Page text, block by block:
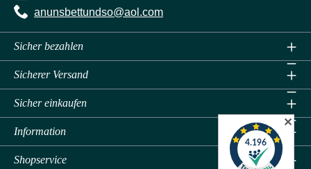
anunsbettundso@aol.com
Sicher bezahlen
Sicherer Versand
Sicher einkaufen
Information
Shopservice
✕